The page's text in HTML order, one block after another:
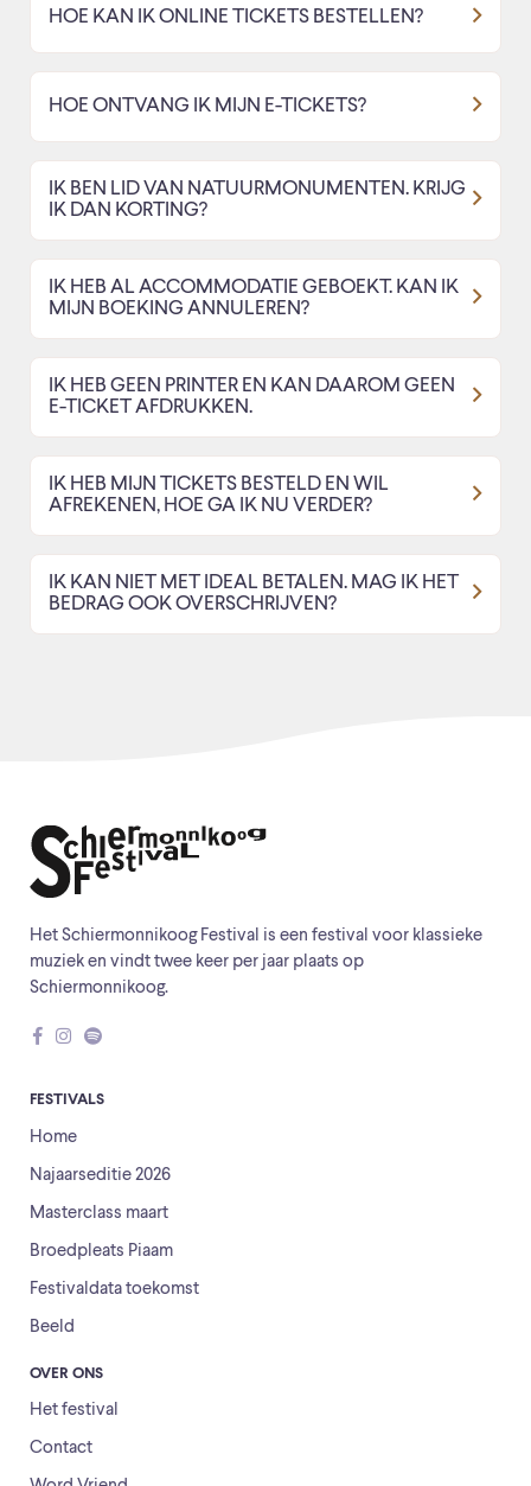
HOE KAN IK ONLINE TICKETS BESTELLEN?
HOE ONTVANG IK MIJN E-TICKETS?
IK BEN LID VAN NATUURMONUMENTEN. KRIJG
IK DAN KORTING?
IK HEB AL ACCOMMODATIE GEBOEKT. KAN IK
MIJN BOEKING ANNULEREN?
IK HEB GEEN PRINTER EN KAN DAAROM GEEN
E-TICKET AFDRUKKEN.
IK HEB MIJN TICKETS BESTELD EN WIL
AFREKENEN, HOE GA IK NU VERDER?
IK KAN NIET MET IDEAL BETALEN. MAG IK HET
BEDRAG OOK OVERSCHRIJVEN?
Het Schiermonnikoog Festival is een festival voor klassieke
muziek en vindt twee keer per jaar plaats op
Schiermonnikoog.
FESTIVALS
Home
Najaarseditie 2026
Masterclass maart
Broedpleats Piaam
Festivaldata toekomst
Beeld
OVER ONS
Het festival
Contact